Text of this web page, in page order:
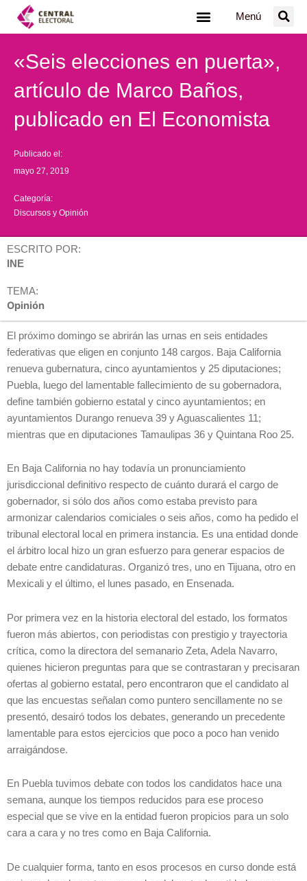
Menú
«Seis elecciones en puerta»,
artículo de Marco Baños,
publicado en El Economista
Publicado el:
mayo 27, 2019
Categoría:
Discursos y Opinión
ESCRITO POR:
INE
TEMA:
Opinión
El próximo domingo se abrirán las urnas en seis entidades
federativas que eligen en conjunto 148 cargos. Baja California
renueva gubernatura, cinco ayuntamientos y 25 diputaciones;
Puebla, luego del lamentable fallecimiento de su gobernadora,
define también gobierno estatal y cinco ayuntamientos; en
ayuntamientos Durango renueva 39 y Aguascalientes 11;
mientras que en diputaciones Tamaulipas 36 y Quintana Roo 25.
En Baja California no hay todavía un pronunciamiento
jurisdiccional definitivo respecto de cuánto durará el cargo de
gobernador, si sólo dos años como estaba previsto para
armonizar calendarios comiciales o seis años, como ha pedido el
tribunal electoral local en primera instancia. Es una entidad donde
el árbitro local hizo un gran esfuerzo para generar espacios de
debate entre candidaturas. Organizó tres, uno en Tijuana, otro en
Mexicali y el último, el lunes pasado, en Ensenada.
Por primera vez en la historia electoral del estado, los formatos
fueron más abiertos, con periodistas con prestigio y trayectoria
crítica, como la directora del semanario Zeta, Adela Navarro,
quienes hicieron preguntas para que se contrastaran y precisaran
ofertas al gobierno estatal, pero encontraron que el candidato al
que las encuestas señalan como puntero sencillamente no se
presentó, desairó todos los debates, generando un precedente
lamentable para estos ejercicios que poco a poco han venido
arraigándose.
En Puebla tuvimos debate con todos los candidatos hace una
semana, aunque los tiempos reducidos para ese proceso
especial que se vive en la entidad fueron propicios para un solo
cara a cara y no tres como en Baja California.
De cualquier forma, tanto en esos procesos en curso donde está